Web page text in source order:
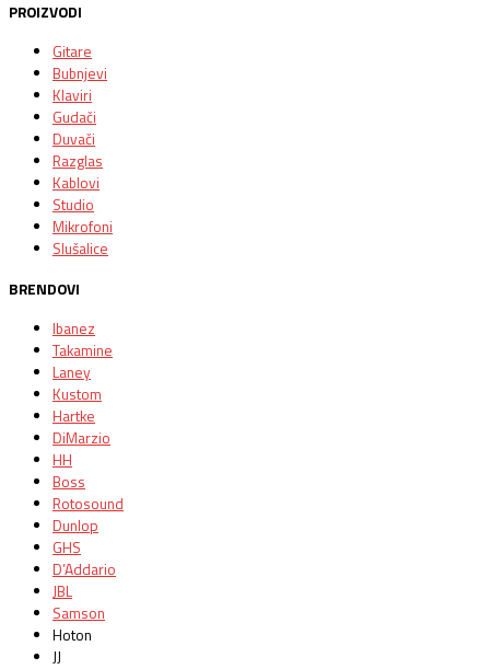
PROIZVODI
Gitare
Bubnjevi
Klaviri
Gudači
Duvači
Razglas
Kablovi
Studio
Mikrofoni
Slušalice
BRENDOVI
Ibanez
Takamine
Laney
Kustom
Hartke
DiMarzio
HH
Boss
Rotosound
Dunlop
GHS
D’Addario
JBL
Samson
Hoton
JJ